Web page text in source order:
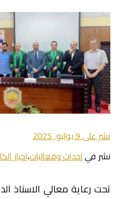
نشر على9 يوليو, 2025
نشر فياحداث وفعاليات،اخبار
تحت رعاية معالي الاستاذ